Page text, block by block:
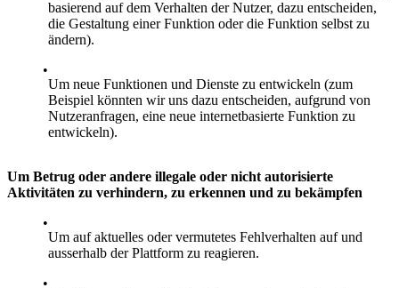
basierend auf dem Verhalten der Nutzer, dazu entscheiden,
die Gestaltung einer Funktion oder die Funktion selbst zu
ändern).
Um neue Funktionen und Dienste zu entwickeln (zum
Beispiel könnten wir uns dazu entscheiden, aufgrund von
Nutzeranfragen, eine neue internetbasierte Funktion zu
entwickeln).
Um Betrug oder andere illegale oder nicht autorisierte
Aktivitäten zu verhindern, zu erkennen und zu bekämpfen
Um auf aktuelles oder vermutetes Fehlverhalten auf und
ausserhalb der Plattform zu reagieren.